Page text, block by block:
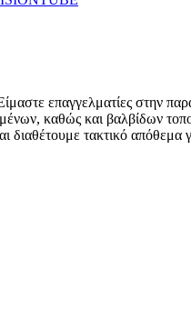
επαγγελματίες
καθώς και βαλβίδων
τακτικό απόθεμα για